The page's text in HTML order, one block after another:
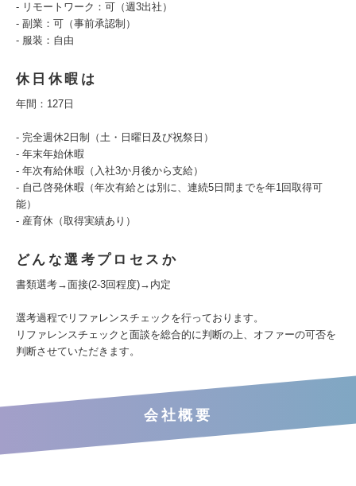
- リモートワーク：可（週3出社）
- 副業：可（事前承認制）
- 服装：自由
休日休暇は
年間：127日
- 完全週休2日制（土・日曜日及び祝祭日）
- 年末年始休暇
- 年次有給休暇（入社3か月後から支給）
- 自己啓発休暇（年次有給とは別に、連続5日間までを年1回取得可
能）
- 産育休（取得実績あり）
どんな選考プロセスか
書類選考→面接(2-3回程度)→内定
選考過程でリファレンスチェックを行っております。
リファレンスチェックと面談を総合的に判断の上、オファーの可否を
判断させていただきます。
会社概要